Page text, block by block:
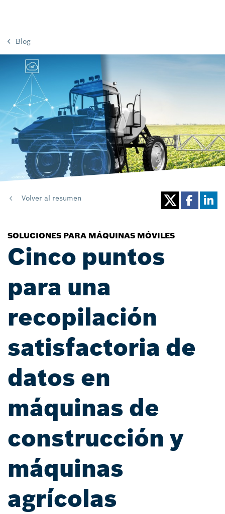
Blog
Volver al resumen
SOLUCIONES PARA MÁQUINAS MÓVILES
Cinco puntos
para una
recopilación
satisfactoria de
datos en
máquinas de
construcción y
máquinas
agrícolas